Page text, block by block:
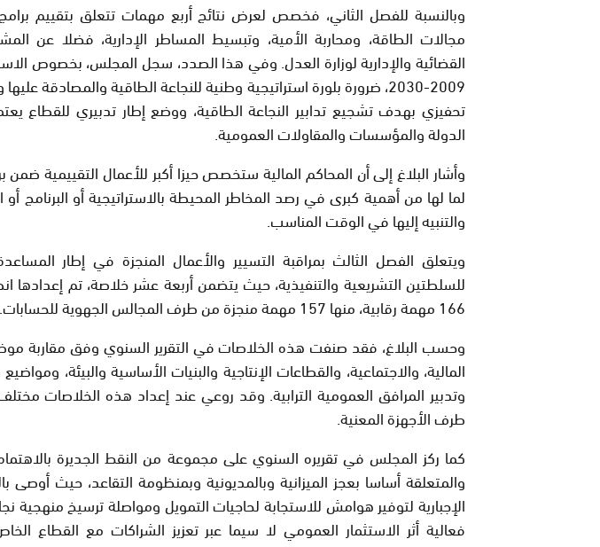
وبالنسبة للفصل الثاني، فخصص لعرض نتائج أربع مهمات تتعلق بتقييم
مجالات الطاقة، ومحاربة الأمية، وتبسيط المساطر الإدارية، فضلا عن
القضائية والإدارية لوزارة العدل. وفي هذا الصدد، سجل المجلس، بخصوص
2009-2030، ضرورة بلورة استراتيجية وطنية للنجاعة الطاقية والمصادقة
تحفيزي بهدف تشجيع تدابير النجاعة الطاقية، ووضع إطار تدبيري للقطاع
الدولة والمؤسسات والمقاولات العمومية.
وأشار البلاغ إلى أن المحاكم المالية ستخصص حيزا أكبر للأعمال التقييمية ضمن
لما لها من أهمية كبرى في رصد المخاطر المحيطة بالاستراتيجية أو البرنامج
والتنبيه إليها في الوقت المناسب.
ويتعلق الفصل الثالث بمراقبة التسيير والأعمال المنجزة في إطار
للسلطتين التشريعية والتنفيذية، حيث يتضمن أربعة عشر خلاصة، تم إعدادها
166 مهمة رقابية، منها 157 مهمة منجزة من طرف المجالس الجهوية للحسابات.
وحسب البلاغ، فقد صنفت هذه الخلاصات في التقرير السنوي وفق مقاربة
المالية، والاجتماعية، والقطاعات الإنتاجية والبنيات الأساسية والبيئة،
وتدبير المرافق العمومية الترابية. وقد روعي عند إعداد هذه الخلاصات
طرف الأجهزة المعنية.
كما ركز المجلس في تقريره السنوي على مجموعة من النقط الجديرة
والمتعلقة أساسا بعجز الميزانية وبالمديونية وبمنظومة التقاعد، حيث
الإجبارية لتوفير هوامش للاستجابة لحاجيات التمويل ومواصلة ترسيخ منهجية
فعالية أثر الاستثمار العمومي لا سيما عبر تعزيز الشراكات مع القطاع